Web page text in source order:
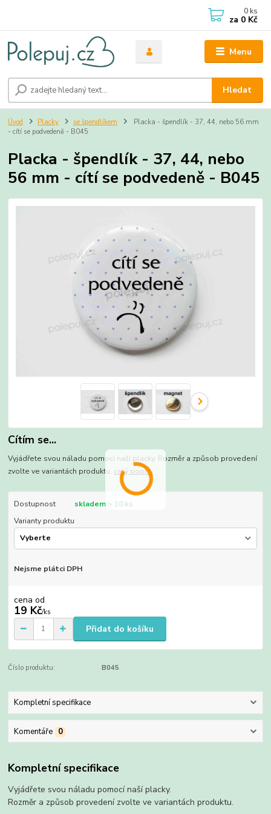
Menu
Hledat
0 ks
za 0 Kč
Úvod Placky se špendlíkem
Placka - špendlík - 37, 44, nebo 56 mm
- cítí se podvedeně - B045
Placka - špendlík - 37, 44, nebo
56 mm - cítí se podvedeně - B045
Cítím se...
Vyjádřete svou náladu pomocí naší placky. Rozměr a způsob provedení
zvolte ve variantách produktu. celý popis
Dostupnost
skladem > 10 ks
Varianty produktu
Nejsme plátci DPH
cena od
19 Kč/ks
Přidat do košíku
Číslo produktu: B045
Kompletní specifikace
Komentáře 0
Kompletní specifikace
Vyjádřete svou náladu pomocí naší placky.
Rozměr a způsob provedení zvolte ve variantách produktu.